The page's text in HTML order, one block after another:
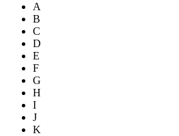
A
B
C
D
E
F
G
H
I
J
K